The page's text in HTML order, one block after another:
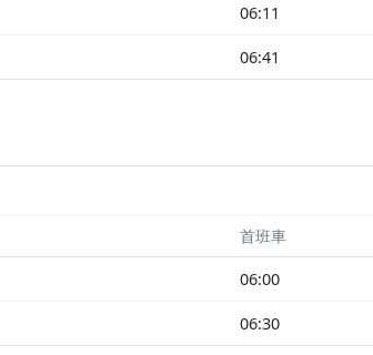
06:11
06:41
首班車
06:00
06:30